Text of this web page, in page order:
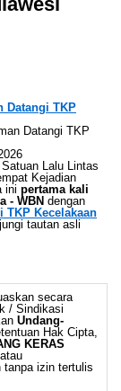
Datangi TKP
Lalu Lintas
Kejadian
ini pertama kali
- WBN dengan
TKP Kecelakaan
tautan asli
secara
/ Sindikasi
Undang-
Hak Cipta,
KERAS
tanpa izin tertulis